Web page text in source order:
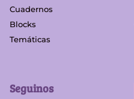
Cuadernos
Blocks
Temáticas
Seguinos